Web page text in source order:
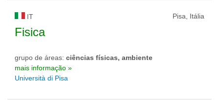
IT Pisa, Itália
Fisica
grupo de áreas: ciências físicas, ambiente
mais informação »
Università di Pisa